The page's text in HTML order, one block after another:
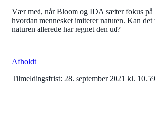
Vær med, når Bloom og IDA sætter fokus på
hvordan mennesket imiterer naturen. Kan det
naturen allerede har regnet den ud?
Afholdt
Tilmeldingsfrist: 28. september 2021 kl. 10.59